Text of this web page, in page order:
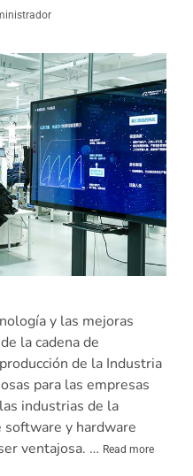
y las mejoras
la cadena de
de la Industria
para las empresas
industrias de la
software y hardware
ventajosa. … Read more